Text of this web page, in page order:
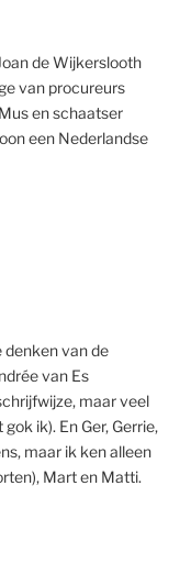
de Wijkerslooth
van procureurs
en schaatser
een Nederlandse
denken van de
van Es
maar veel
ik). En Ger, Gerrie,
maar ik ken alleen
Mart en Matti.